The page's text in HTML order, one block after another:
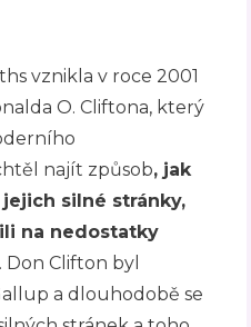
vznikla v roce 2001
O. Cliftona, který
najít způsob, jak
silné stránky,
na nedostatky
Don Clifton byl
a dlouhodobě se